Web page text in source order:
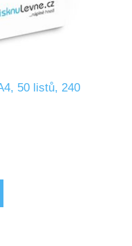
50 listů, 240